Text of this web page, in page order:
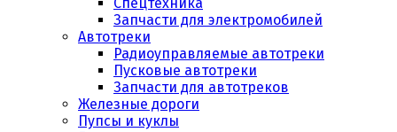
Запчасти для электромобилей
Автотреки
Радиоуправляемые автотреки
Пусковые автотреки
Запчасти для автотреков
Железные дороги
Пупсы и куклы